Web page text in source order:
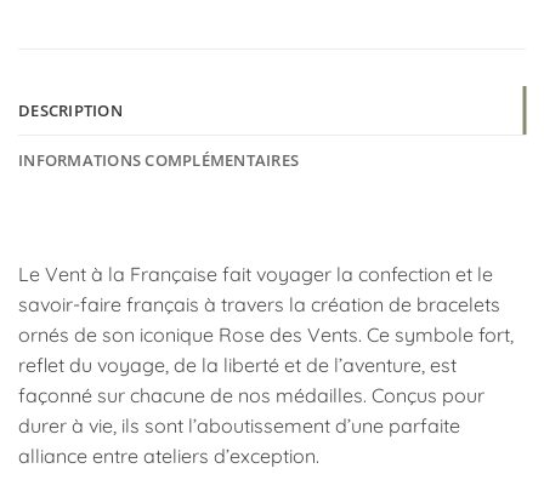
DESCRIPTION
INFORMATIONS COMPLÉMENTAIRES
Le Vent à la Française fait voyager la confection et le
savoir-faire français à travers la création de bracelets
ornés de son iconique Rose des Vents. Ce symbole fort,
reflet du voyage, de la liberté et de l’aventure, est
façonné sur chacune de nos médailles. Conçus pour
durer à vie, ils sont l’aboutissement d’une parfaite
alliance entre ateliers d’exception.